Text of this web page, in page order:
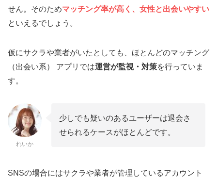
せん。そのためマッチング率が高く、女性と出会いやすい
といえるでしょう。
仮にサクラや業者がいたとしても、ほとんどのマッチング
（出会い系） アプリでは運営が監視・対策を行っていま
す。
れいか
少しでも疑いのあるユーザーは退会さ
せられるケースがほとんどです。
SNSの場合にはサクラや業者が管理しているアカウント